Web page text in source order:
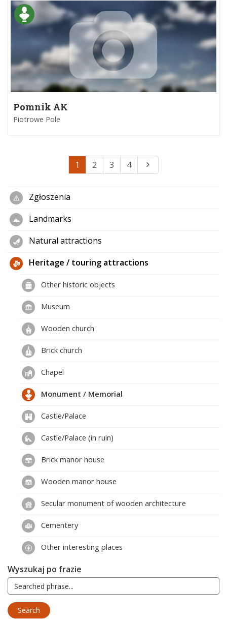
Pomnik AK
Piotrowe Pole
1 2 3 4
Zgłoszenia
Landmarks
Natural attractions
Heritage / touring attractions
Other historic objects
Museum
Wooden church
Brick church
Chapel
Monument / Memorial
Castle/Palace
Castle/Palace (in ruin)
Brick manor house
Wooden manor house
Secular monument of wooden architecture
Cementery
Other interesting places
Wyszukaj po frazie